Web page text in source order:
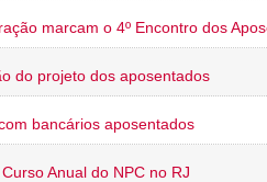
marcam o 4º Encontro dos
do projeto dos aposentados
bancários aposentados
Anual do NPC no RJ